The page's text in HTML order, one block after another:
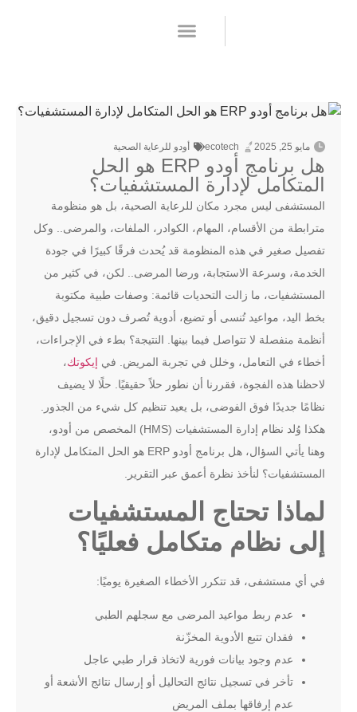
مايو 25, 2025 ecotech أودو للرعاية الصحية
هل برنامج أودو ERP هو الحل
المتكامل لإدارة المستشفيات؟
المستشفى ليس مجرد مكان للرعاية الصحية، بل هو منظومة
مترابطة من الأقسام، المهام، الكوادر، الملفات، والمرضى.. وكل
تفصيل صغير في هذه المنظومة قد يُحدث فرقًا كبيرًا في جودة
الخدمة، وسرعة الاستجابة، ورضا المرضى.. لكن، في كثير من
المستشفيات، ما زالت التحديات قائمة: وصفات طبية مكتوبة
بخط اليد، مواعيد تُنسى أو تضيع، أدوية تُصرف دون تسجيل دقيق،
أنظمة منفصلة لا تتواصل فيما بينها. النتيجة؟ بطء في الإجراءات،
أخطاء في التعامل، وخلل في تجربة المريض. في إيكوتك،
لاحظنا هذه الفجوة، فقررنا أن نطور حلاً حقيقيًا. حلًا لا يضيف
نظامًا جديدًا فوق الفوضى، بل يعيد تنظيم كل شيء من الجذور.
هكذا وُلد نظام إدارة المستشفيات (HMS) المخصص من
أودو،
وهنا يأتي السؤال،
هل برنامج أودو ERP هو الحل المتكامل لإدارة
المستشفيات؟ لنأخذ نظرة أعمق عبر التقرير.
لماذا تحتاج المستشفيات
إلى نظام متكامل فعليًا؟
في أي مستشفى، قد تتكرر الأخطاء الصغيرة يوميًا:
عدم ربط مواعيد المرضى مع سجلهم الطبي
فقدان تتبع الأدوية المخزّنة
عدم وجود بيانات فورية لاتخاذ قرار طبي عاجل
تأخر في تسجيل نتائج التحاليل أو إرسال نتائج الأشعة أو
عدم إرفاقها بملف المريض